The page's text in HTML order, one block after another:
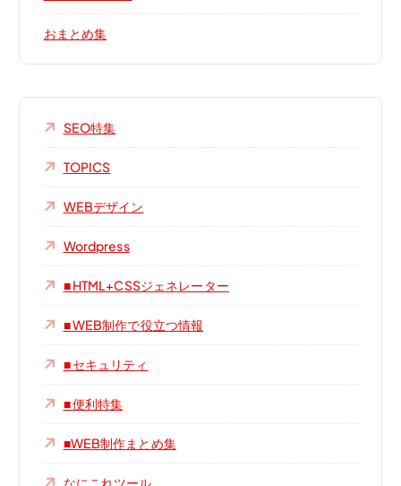
おまとめ集
SEO特集
TOPICS
WEBデザイン
Wordpress
■ HTML+CSSジェネレーター
■ WEB制作で役立つ情報
■ セキュリティ
■ 便利特集
■WEB制作まとめ集
なにこれツール